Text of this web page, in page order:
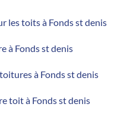
les toits à Fonds st denis
à Fonds st denis
à Fonds st denis
toit à Fonds st denis